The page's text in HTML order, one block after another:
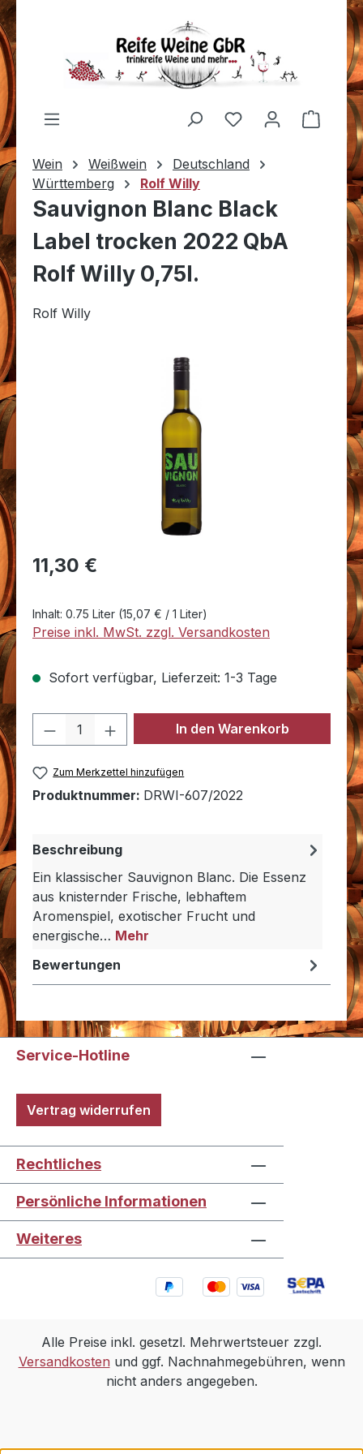
Zum Hauptinhalt springen
Du hast 0
Wein Weißwein
Deutschland
Württemberg
Rolf Willy
Sauvignon Blanc Black
Label trocken 2022 QbA
Rolf Willy 0,75l.
Rolf Willy
Bildergalerie überspringen
Regulärer Preis:
11,30 €
Inhalt: 0.75 Liter (15,07 € / 1 Liter)
Preise inkl. MwSt. zzgl. Versandkosten
Sofort verfügbar, Lieferzeit: 1-3 Tage
Produkt Anzahl: Gib den
In den Warenkorb
Zum Merkzettel hinzufügen
Produktnummer: DRWI-607/2022
Beschreibung
Ein klassischer Sauvignon Blanc. Die Essenz
aus knisternder Frische, lebhaftem
Aromenspiel, exotischer Frucht und
energische… Mehr
Bewertungen
Service-Hotline
Vertrag widerrufen
Rechtliches
Persönliche Informationen
Weiteres
Alle Preise inkl. gesetzl. Mehrwertsteuer zzgl.
Versandkosten und ggf. Nachnahmegebühren, wenn
nicht anders angegeben.